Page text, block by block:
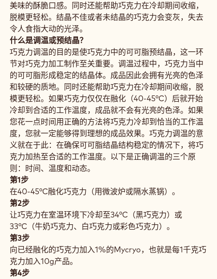
美味的酥脆口感。同时还能帮助巧克力在冷却期间收缩，
脱模更轻松。结晶不佳或者未结晶的巧克力会变灰，失去
令人食指大动的光泽。
什么是调温或预结晶？
巧克力调温的目的是使巧克力中的可可脂预结晶，这一环
节对巧克力加工制作至关重要。调温过程中，巧克力当中
的可可脂形成稳定的结晶体。成品因此会拥有光亮的色泽
和较硬的质地。同时还能帮助巧克力在冷却期间收缩，脱
模更轻松。如果巧克力仅仅在融化（40-45°C）后就开始
冷却到合适的工作温度，成品就不会有光亮的色泽。如果
您花一点时间用正确的方法将巧克力冷却到恰当的工作温
度，您就一定能够得到理想的成品效果。巧克力调温的意
义就在于此：在确保可可脂结晶结构稳定的情况下，将巧
克力加热至合适的工作温度。以下是正确调温的三个原
则：时间、温度和动态。
第1步
在40-45°C融化巧克力（用微波炉或隔水蒸锅）。
第2步
让巧克力在室温环境下冷却至34°C（黑巧克力）或
33°C（牛奶巧克力、白巧克力或彩色巧克力）。
第3步
向已经融化的巧克力加入1%的Mycryo，也就是每1千克巧
克力加入10g产品。
第4步